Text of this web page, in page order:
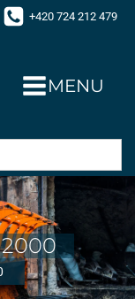
+420 724 212 479
MENU
2000